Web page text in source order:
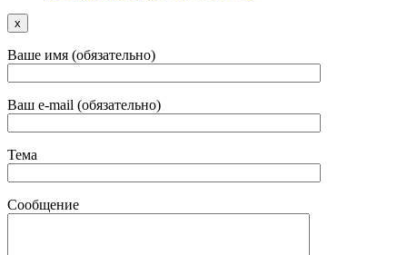
x
Ваше имя (обязательно)
Ваш e-mail (обязательно)
Тема
Сообщение